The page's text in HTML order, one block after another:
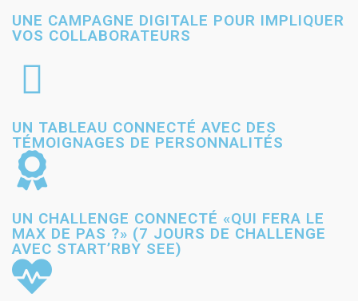
UNE CAMPAGNE DIGITALE POUR IMPLIQUER
VOS COLLABORATEURS
UN TABLEAU CONNECTÉ AVEC DES
TÉMOIGNAGES DE PERSONNALITÉS
UN CHALLENGE CONNECTÉ «QUI FERA LE
MAX DE PAS ?» (7 JOURS DE CHALLENGE
AVEC START’RBY SEE)